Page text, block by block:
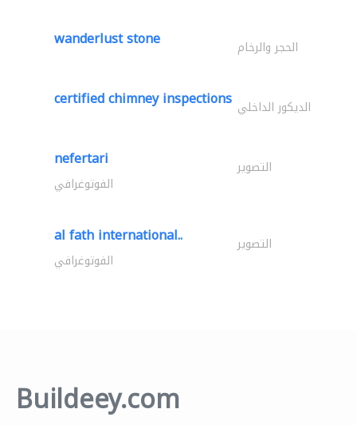
wanderlust stone الحجر والرخام
certified chimney inspections الديكور الداخلي
nefertari التصوير
الفوتوغرافي
al fath international.. التصوير
الفوتوغرافي
Buildeey.com